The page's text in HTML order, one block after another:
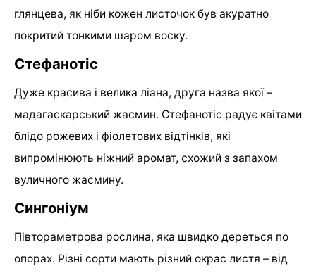
глянцева, як ніби кожен листочок був акуратно
покритий тонкими шаром воску.
Стефанотіс
Дуже красива і велика ліана, друга назва якої –
мадагаскарський жасмин. Стефанотіс радує квітами
блідо рожевих і фіолетових відтінків, які
випромінюють ніжний аромат, схожий з запахом
вуличного жасмину.
Сингоніум
Півтораметрова рослина, яка швидко дереться по
опорах. Різні сорти мають різний окрас листя – від